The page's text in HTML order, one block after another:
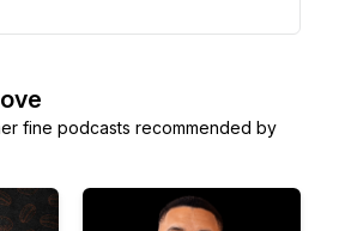
fine podcasts recommended by